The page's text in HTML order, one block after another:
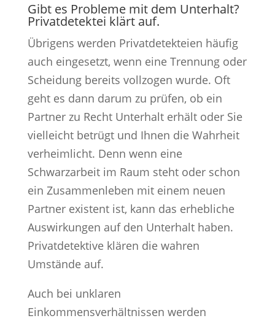
Gibt es Probleme mit dem Unterhalt?
Privatdetektei klärt auf.
Übrigens werden Privatdetekteien häufig
auch eingesetzt, wenn eine Trennung oder
Scheidung bereits vollzogen wurde. Oft
geht es dann darum zu prüfen, ob ein
Partner zu Recht Unterhalt erhält oder Sie
vielleicht betrügt und Ihnen die Wahrheit
verheimlicht. Denn wenn eine
Schwarzarbeit im Raum steht oder schon
ein Zusammenleben mit einem neuen
Partner existent ist, kann das erhebliche
Auswirkungen auf den Unterhalt haben.
Privatdetektive klären die wahren
Umstände auf.
Auch bei unklaren
Einkommensverhältnissen werden